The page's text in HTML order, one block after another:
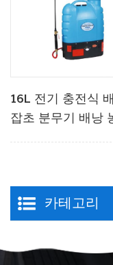
16L 전기 충전식
잡초 분무기 배낭
카테고리